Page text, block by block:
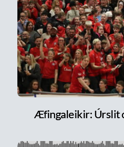
Æfingaleikir: Úrslit